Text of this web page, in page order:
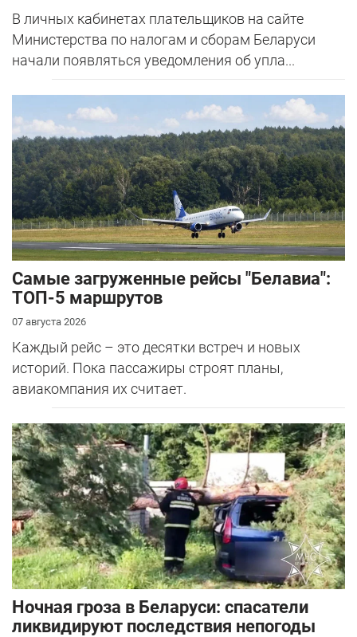
В личных кабинетах плательщиков на сайте
Министерства по налогам и сборам Беларуси
начали появляться уведомления об упла...
Самые загруженные рейсы "Белавиа":
ТОП-5 маршрутов
07 августа 2026
Каждый рейс – это десятки встреч и новых
историй. Пока пассажиры строят планы,
авиакомпания их считает.
Ночная гроза в Беларуси: спасатели
ликвидируют последствия непогоды